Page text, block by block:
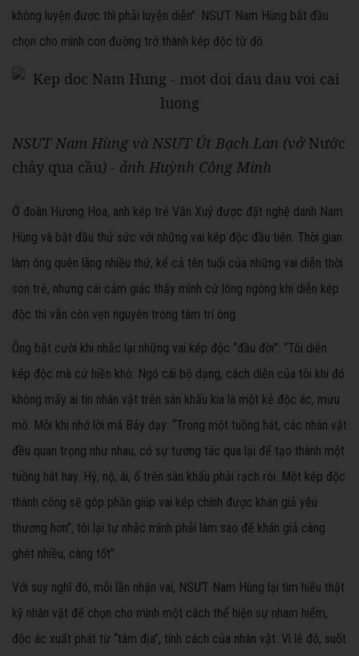
không luyện được thì phải luyện diễn”. NSƯT Nam Hùng bắt đầu
chọn cho mình con đường trở thành kép độc từ đó.
NSƯT Nam Hùng và NSƯT Út Bạch Lan (vở Nước
chảy qua cầu) - ảnh Huỳnh Công Minh
Ở đoàn Hương Hoa, anh kép trẻ Văn Xuý được đặt nghệ danh Nam
Hùng và bắt đầu thử sức với những vai kép độc đầu tiên. Thời gian
làm ông quên lãng nhiều thứ, kể cả tên tuổi của những vai diễn thời
son trẻ, nhưng cái cảm giác thấy mình cứ lóng ngóng khi diễn kép
độc thì vẫn còn vẹn nguyên trong tâm trí ông.
Ông bật cười khi nhắc lại những vai kép độc “đầu đời”: “Tôi diễn
kép độc mà cứ hiền khô. Ngó cái bộ dạng, cách diễn của tôi khi đó
không mấy ai tin nhân vật trên sân khấu kia là một kẻ độc ác, mưu
mô. Mỗi khi nhớ lời má Bảy dạy: “Trong một tuồng hát, các nhân vật
đều quan trọng như nhau, có sự tương tác qua lại để tạo thành một
tuồng hát hay. Hỷ, nộ, ái, ố trên sân khấu phải rạch ròi. Một kép độc
thành công sẽ góp phần giúp vai kép chính được khán giả yêu
thương hơn”, tôi lại tự nhắc mình phải làm sao để khán giả càng
ghét nhiều, càng tốt”.
Với suy nghĩ đó, mỗi lần nhận vai, NSƯT Nam Hùng lại tìm hiểu thật
kỹ nhân vật để chọn cho mình một cách thể hiện sự nham hiểm,
độc ác xuất phát từ “tâm địa”, tính cách của nhân vật. Vì lẽ đó, suốt